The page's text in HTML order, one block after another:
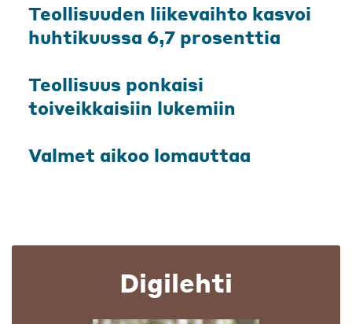
Teollisuuden liikevaihto kasvoi
huhtikuussa 6,7 prosenttia
Teollisuus ponkaisi
toiveikkaisiin lukemiin
Valmet aikoo lomauttaa
Digilehti